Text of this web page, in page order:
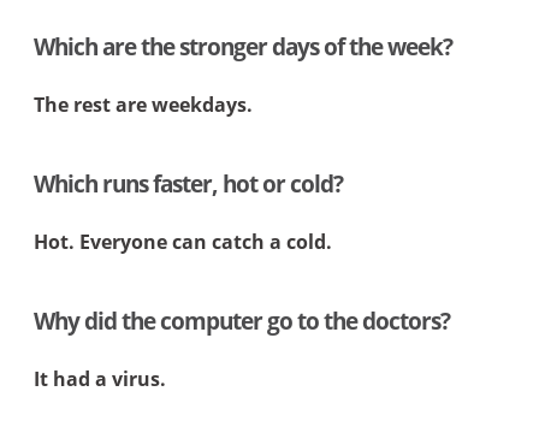
Which are the stronger days of the week?
The rest are weekdays.
Which runs faster, hot or cold?
Hot. Everyone can catch a cold.
Why did the computer go to the doctors?
It had a virus.